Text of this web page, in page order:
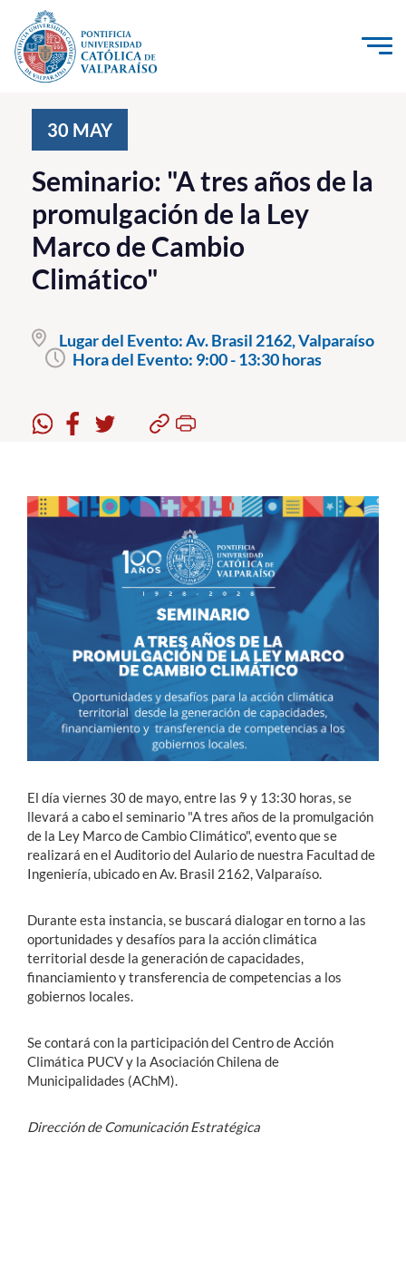
Click acá para ir directamente al contenido
Investigación, Creación e Innovación
PUCV Internacional
Vinculación con el Medio
Admisión
Pregrado
Postgrado
Alumni
30 MAY
Seminario: "A tres años de la
promulgación de la Ley
Marco de Cambio
Climático"
Lugar del Evento:Av. Brasil 2162, Valparaíso
Hora del Evento: 9:00 - 13:30 horas
El día viernes 30 de mayo, entre las 9 y 13:30 horas, se
llevará a cabo el seminario "A tres años de la promulgación
de la Ley Marco de Cambio Climático", evento que se
realizará en el Auditorio del Aulario de nuestra Facultad de
Ingeniería, ubicado en Av. Brasil 2162, Valparaíso.
Durante esta instancia, se buscará dialogar en torno a las
oportunidades y desafíos para la acción climática
territorial desde la generación de capacidades,
financiamiento y transferencia de competencias a los
gobiernos locales.
Se contará con la participación del Centro de Acción
Climática PUCV y la Asociación Chilena de
Municipalidades (AChM).
Dirección de Comunicación Estratégica